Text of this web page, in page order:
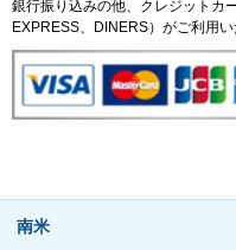
銀行振り込みの他、クレジットカ
EXPRESS、DINERS）がご利用い
南米